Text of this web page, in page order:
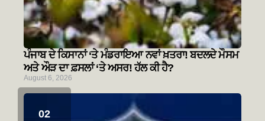
ਪੰਜਾਬ ਦੇ ਕਿਸਾਨਾਂ ‘ਤੇ ਮੰਡਰਾਇਆ ਨਵਾਂ ਖ਼ਤਰਾ! ਬਦਲਦੇ ਮੌਸਮ
ਅਤੇ ਔੜ ਦਾ ਫ਼ਸਲਾਂ ‘ਤੇ ਅਸਰ! ਹੱਲ ਕੀ ਹੈ?
August 6, 2026